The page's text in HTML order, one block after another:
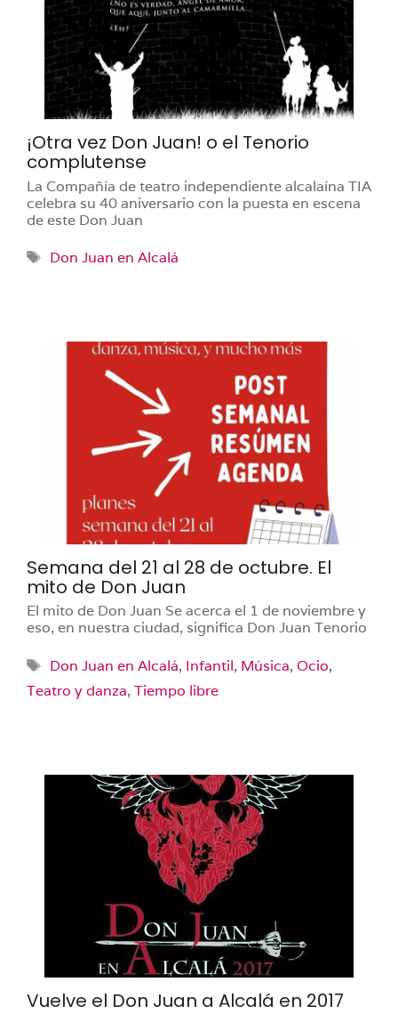
¡Otra vez Don Juan! o el Tenorio
complutense
La Compañía de teatro independiente alcalaína TIA
celebra su 40 aniversario con la puesta en escena
de este Don Juan
Etiquetas
Don Juan en Alcalá
Semana del 21 al 28 de octubre. El
mito de Don Juan
El mito de Don Juan Se acerca el 1 de noviembre y
eso, en nuestra ciudad, significa Don Juan Tenorio
Etiquetas
Don Juan en Alcalá, Infantil, Música, Ocio,
Teatro y danza, Tiempo libre
Vuelve el Don Juan a Alcalá en 2017